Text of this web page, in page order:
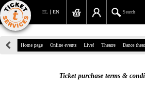
EN
EL Search
39, Panepistimiou Str, Athens
info@ticketservices.gr
Home page Online events Live! Theatre Dance
Ticket purchase terms &